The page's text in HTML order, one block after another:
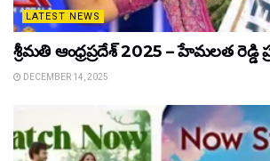
LATEST NEWS
శ్రీమతి ఆంధ్రప్రదేశ్ 2025 – హేమలత
DECEMBER 14, 2025